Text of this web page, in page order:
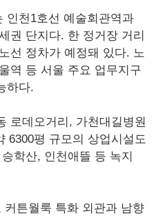
인천1호선 예술회관역과
권 단지다. 한 정거장 거리
선 정차가 예정돼 있다. 노
역 등 서울 주요 업무지구
하다.
로데오거리, 가천대길병원
6300평 규모의 상업시설도
학산, 인천애뜰 등 녹지
튼월룩 특화 외관과 남향